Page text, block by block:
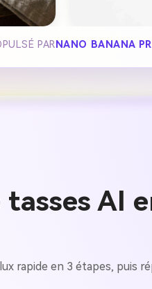
PAR NANO BANANA
AI
rapide en 3 étapes, puis